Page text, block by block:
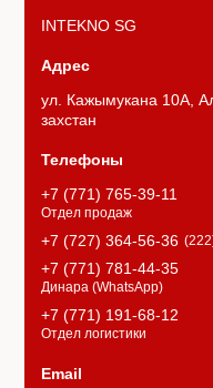
INTEKNO SG
ул. Кажымукана 10А,
захстан
+7 (771) 765-39-11
Отдел продаж
+7 (727) 364-56-36 222
+7 (771) 781-44-35
Динара (WhatsApp)
+7 (771) 191-68-12
Отдел логистики